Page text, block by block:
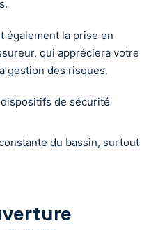
également la prise en
qui appréciera votre
gestion des risques.
de sécurité
du bassin, surtout